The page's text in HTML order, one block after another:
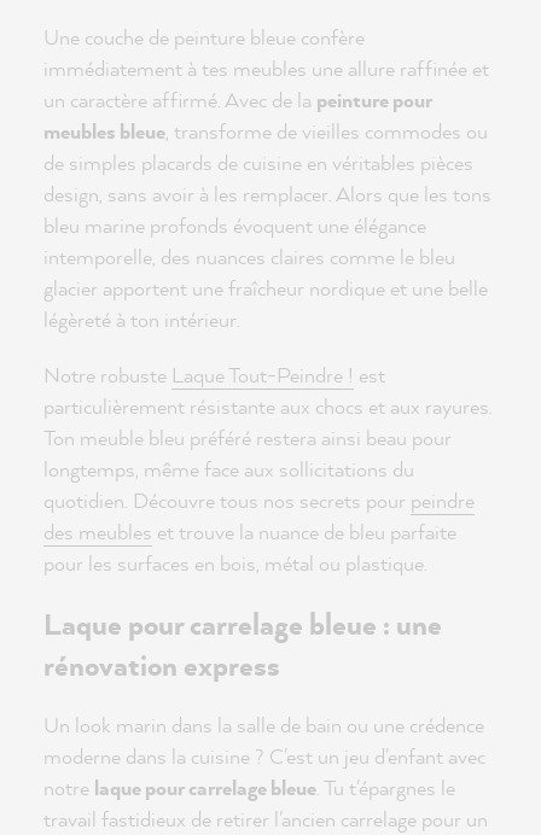
Une couche de peinture bleue confère
immédiatement à tes meubles une allure raffinée et
un caractère affirmé. Avec de la peinture pour
meubles bleue, transforme de vieilles commodes ou
de simples placards de cuisine en véritables pièces
design, sans avoir à les remplacer. Alors que les tons
bleu marine profonds évoquent une élégance
intemporelle, des nuances claires comme le bleu
glacier apportent une fraîcheur nordique et une belle
légèreté à ton intérieur.
Notre robuste Laque Tout-Peindre ! est
particulièrement résistante aux chocs et aux rayures.
Ton meuble bleu préféré restera ainsi beau pour
longtemps, même face aux sollicitations du
quotidien. Découvre tous nos secrets pour peindre
des meubles et trouve la nuance de bleu parfaite
pour les surfaces en bois, métal ou plastique.
Laque pour carrelage bleue : une
rénovation express
Un look marin dans la salle de bain ou une crédence
moderne dans la cuisine ? C'est un jeu d'enfant avec
notre laque pour carrelage bleue. Tu t'épargnes le
travail fastidieux de retirer l'ancien carrelage pour un